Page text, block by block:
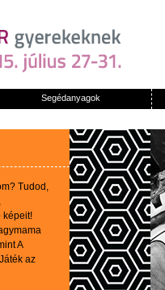
Segédanyagok
? Tudod ,
képeit!
A
Játék az